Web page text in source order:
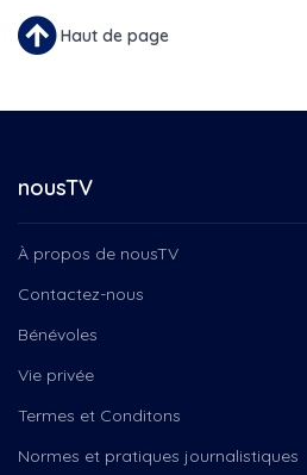
Haut de page
nousTV
À propos de nousTV
Contactez-nous
Bénévoles
Vie privée
Termes et Conditons
Normes et pratiques journalistiques